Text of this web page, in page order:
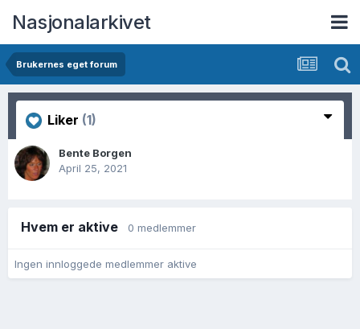
Nasjonalarkivet
Brukernes eget forum
Liker (1)
Bente Borgen
April 25, 2021
Hvem er aktive 0 medlemmer
Ingen innloggede medlemmer aktive